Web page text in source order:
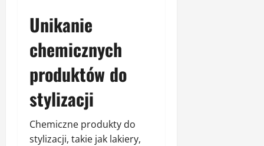
Unikanie
chemicznych
produktów do
stylizacji
Chemiczne produkty do
stylizacji, takie jak lakiery,